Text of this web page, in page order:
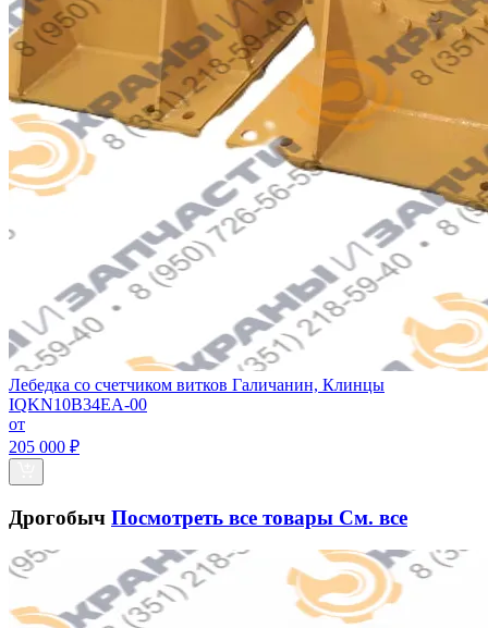
Лебедка со счетчиком витков Галичанин, Клинцы
IQKN10B34EA-00
от
205 000 ₽
Дрогобыч Посмотреть все товары См. все